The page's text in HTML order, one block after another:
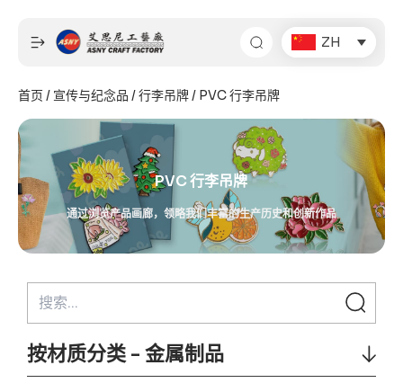
ZH
首页 / 宣传与纪念品 /行李吊牌/ PVC 行李吊牌
PVC 行李吊牌
通过浏览产品画廊，领略我们丰富的生产历史和创新作品
按材质分类 - 金属制品